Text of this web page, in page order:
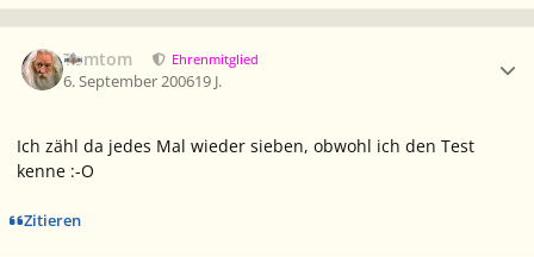
Tomtom Ehrenmitglied
6. September 200619 J.
Ich zähl da jedes Mal wieder sieben, obwohl ich den Test
kenne :-O
Zitieren